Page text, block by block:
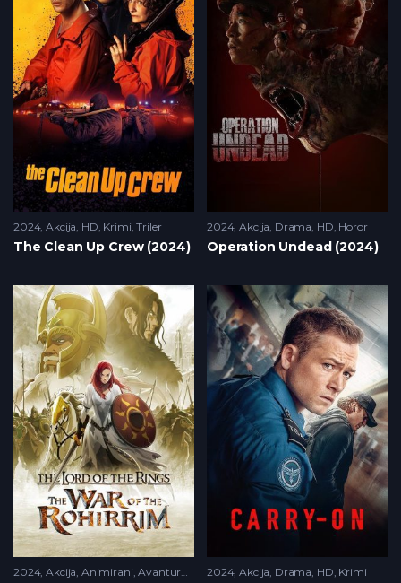
2024 Akcija, HD, Krimi,Triler
The Clean Up Crew (2024)
2024 Akcija, Drama, HD, Horor
Operation Undead (2024)
2024 Akcija, Animirani,Avantura HD2024 Akcija, Drama, HD, Krimi